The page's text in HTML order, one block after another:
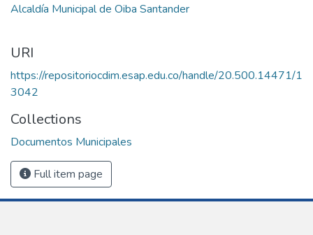
Alcaldía Municipal de Oiba Santander
URI
https://repositoriocdim.esap.edu.co/handle/20.500.14471/1
3042
Collections
Documentos Municipales
Full item page